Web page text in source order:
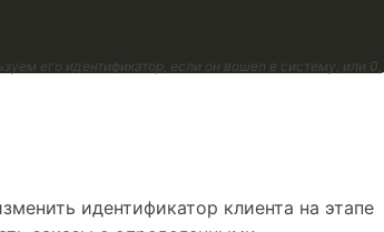
его идентификатор, если он вошел в систему, или 0,
идентификатор клиента на этапе